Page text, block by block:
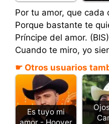
Por tu amor, que cada
Porque bastante te
Príncipe del amor. (BIS)
Cuando te miro, yo
☛ Otros usuarios
Es tuyo mi
amor - Hoover